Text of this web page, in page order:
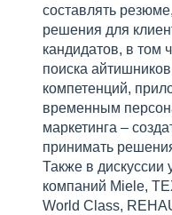
составлять
решения для
кандидатов, в том
поиска
компетенций,
временным
маркетинга –
принимать
Также в дискуссии
компаний Miele,
World Class,